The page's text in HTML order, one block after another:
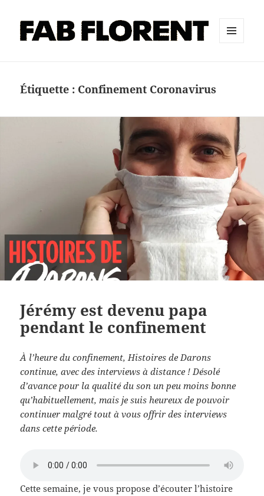
Étiquette : Confinement Coronavirus
Jérémy est devenu papa
pendant le confinement
À l’heure du confinement, Histoires de Darons
continue, avec des interviews à distance ! Désolé
d’avance pour la qualité du son un peu moins bonne
qu’habituellement, mais je suis heureux de pouvoir
continuer malgré tout à vous offrir des interviews
dans cette période.
Cette semaine, je vous propose d’écouter l’histoire